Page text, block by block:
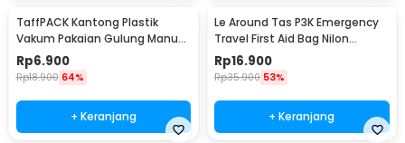
TaffPACK Kantong Plastik
Vakum Pakaian Gulung Manual
1 PCS 39.5x60cm - VB-70
Rp6.900
Rp18.900 64%
+ Keranjang
Le Around Tas P3K Emergency
Travel First Aid Bag Nilon
23.7x13x7.5cm - LG129
Rp16.900
Rp35.900 53%
+ Keranjang